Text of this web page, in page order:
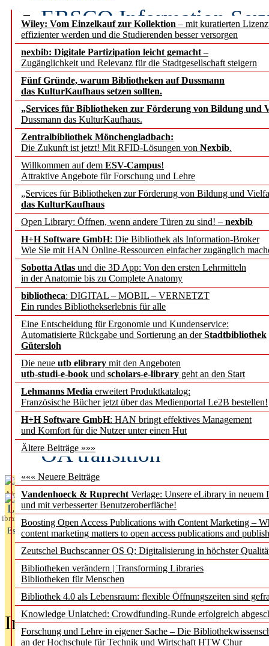
Wiley: Vom Einzelkauf zur Kollektion – mit kuratierten
effizienter werden und die Studierenden besser versorgen
nexbib: Digitale Partizipation leicht gemacht –
Zugänglichkeit und Relevanz für die Stadtgesellschaft steigern
Fünf Gründe, warum Bibliotheken auf Dussmann
das KulturKaufhaus setzen sollten.
„Services für Bibliotheken zur Förderung von Bildung und
Dussmann das KulturKaufhaus.
Zentralbibliothek Mönchengladbach:
Die Zukunft ist jetzt! Mit RFID-Lösungen von Nexbib.
Willkommen auf dem ESV-Campus!
Attraktive Angebote für Forschung und Lehre
„Services für Bibliotheken zur Förderung von Bildung und
das KulturKaufhaus
Open Library: Öffnen, wenn andere Türen zu sind! – nexbib
H+H Software GmbH: Die Bibliothek als Information-Broker
Wie Sie mit HAN Online-Ressourcen einfacher zugänglich
Sobotta Atlas und die 3D App: Von den ersten Lehrmitteln
in der Anatomie bis zu Complete Anatomy
bibliotheca: DIGITAL – MOBIL – VERNETZT
Ein rundes Bibliothekserlebnis für alle
Eine Entscheidung für Ergonomie und Kundenservice:
Automatisierte Rückgabe und Sortierung an derStadtbibliothek
Gütersloh
Die neue utb elibrary mit den Angeboten
utb-studi-e-book und scholars-e-library geht an den Start
Lehmanns Media erweitert Produktkatalog:
Französische Bücher jetzt über das Medienportal Le2B bestellen!
H+H Software GmbH: HAN bringt effektives Management
und Komfort für die Nutzer unter einen Hut
Ältere Beiträge »»»
««« Neuere Beiträge
Vandenhoeck & Ruprecht Verlage: Unsere eLibrary in neuem
und mit verbesserter Benutzeroberfläche!
Boosting Open Access Publications with Content Marketing –
content marketing matters to open access publications and
Zeutschel Buchscanner OS Q: Digitalisierung in höchster
Bibliotheken verändern | Transforming Libraries
Bibliotheken für Menschen
Bibliothek 4.0 als Lebensraum: flexible Öffnungszeiten sind
Knowledge Unlatched: Crowdfunding-Runde erfolgreich
Forschung und Lehre in eigener Sache – Die
an der Hochschule für Technik und Wirtschaft HTW Chur
EBSCO Information
Recherchefunktionen in
Sorbisches Institut neu
Geschichte und
Künstliche Intelligenz
besser zu verstehen
„Leitbegriffe der
des BIÖG erscheinen
jedem Experiment
DFG setzt Förderung
FAIRmat fort
Bayerns digitale
Schulwandbilder aus
Fifth Open Access
transformative
OA transition
Aktuelles aus
L
ibrary
Essentials
In der Ausgabe05/2026(Juni/Juli